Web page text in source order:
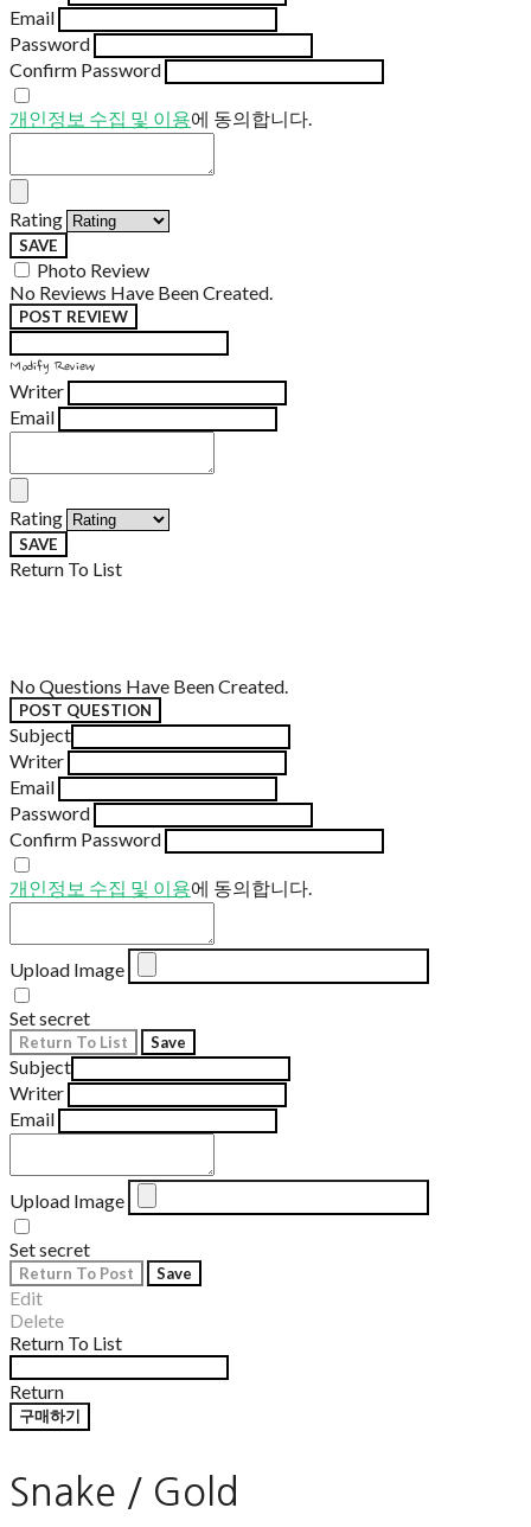
Email
Password
Confirm Password
개인정보 수집 및 이용에 동의합니다.
Rating
SAVE
Photo Review
No Reviews Have Been Created.
POST REVIEW
Modify Review
Writer
Email
Rating
SAVE
Return To List
No Questions Have Been Created.
POST QUESTION
Subject
Writer
Email
Password
Confirm Password
개인정보 수집 및 이용에 동의합니다.
Upload Image
Set secret
Return To List Save
Subject
Writer
Email
Upload Image
Set secret
Return To Post Save
Edit
Delete
Return To List
Return
구매하기
Snake / Gold